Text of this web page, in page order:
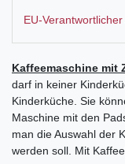
EU-
Kaffeemaschine mit
darf in keiner
Kinderküche. Sie
Maschine mit den
man die Auswahl der
werden soll. Mit